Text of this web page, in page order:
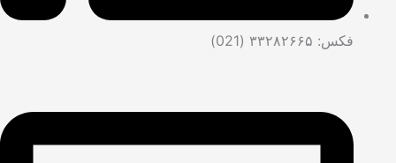
فکس: ۳۳۲۸۲۶۶۵ (021)